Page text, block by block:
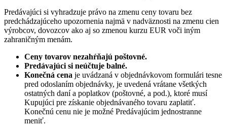
Predávajúci si vyhradzuje právo na zmenu ceny tovaru bez
predchádzajúceho upozornenia najmä v nadväznosti na zmenu cien
výrobcov, dovozcov ako aj so zmenou kurzu EUR voči iným
zahraničným menám.
Ceny tovarov nezahŕňajú poštovné.
Predávajúci si neúčtuje balné.
Konečná cena je uvádzaná v objednávkovom formulári tesne
pred odoslaním objednávky, je uvedená vrátane všetkých
ostatných daní a poplatkov (poštovné, a pod.), ktoré musí
Kupujúci pre získanie objednávaného tovaru zaplatiť.
Konečnú cenu nie je možné Predávajúcim jednostranne
meniť.